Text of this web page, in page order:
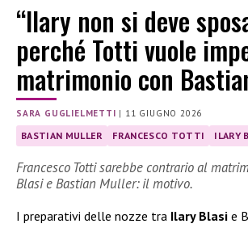
“Ilary non si deve
perché Totti vuole
matrimonio con
SARA GUGLIELMETTI | 11 GIUGNO 2026
BASTIAN MULLER FRANCESCO TOTTI ILARY
Francesco Totti sarebbe contrario al
Blasi e Bastian Muller: il motivo.
I preparativi delle nozze tra Ilary Blasi e